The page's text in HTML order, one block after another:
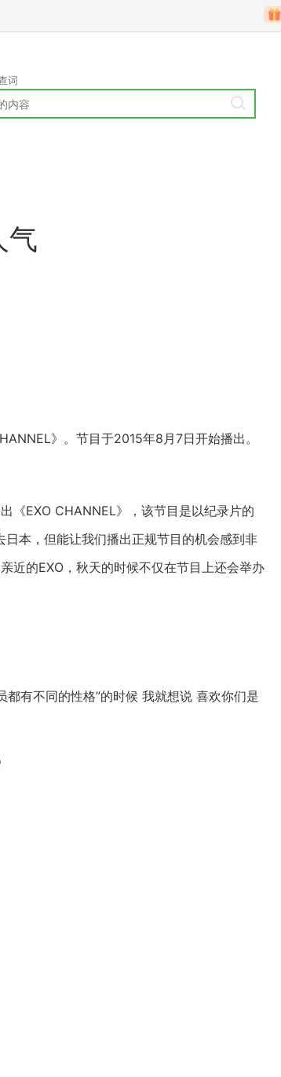
词
气
》。节目于2015年8月7日开始播出。
《EXO CHANNEL》，该节目是以纪录片的
本，但能让我们播出正规节目的机会感到非
近的EXO，秋天的时候不仅在节目上还会举办
都有不同的性格”的时候 我就想说 喜欢你们是